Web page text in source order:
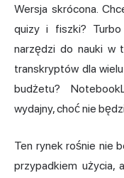
Wersja skrócona.
quizy i fiszki?
narzędzi do nauki w
transkryptów dla
budżetu?
wydajny, choć nie
Ten rynek rośnie nie
przypadkiem użycia,